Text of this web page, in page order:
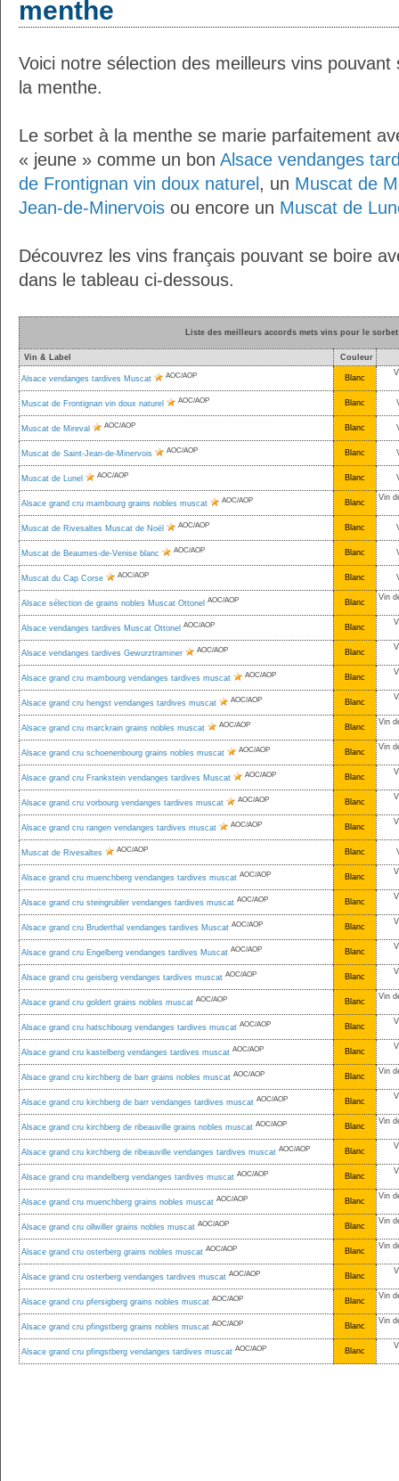
menthe
Voici notre sélection des meilleurs vins
la menthe.
Le sorbet à la menthe se marie parfaitement
« jeune » comme un bon Alsace vendanges
de Frontignan vin doux naturel , un Muscat de
Jean-de-Minervois ou encore un Muscat de
Découvrez les vins français pouvant se boire
dans le tableau ci-dessous.
Liste des meilleurs accords mets vins pour le sorbet
Vin & Label Couleur
Alsace vendanges tardives Muscat AOC/AOP Blanc
Muscat de Frontignan vin doux naturel AOC/AOP Blanc
Muscat de Mireval AOC/AOP Blanc
Muscat de Saint-Jean-de-Minervois AOC/AOP Blanc
Muscat de Lunel AOC/AOP Blanc
Alsace grand cru mambourg grains nobles muscat AOC/AOP Blanc
Vin
Muscat de Rivesaltes Muscat de Noël AOC/AOP Blanc
Muscat de Beaumes-de-Venise blanc AOC/AOP Blanc
Muscat du Cap Corse AOC/AOP Blanc
Alsace sélection de grains nobles Muscat Ottonel AOC/AOP Blanc
Vin
Alsace vendanges tardives Muscat Ottonel AOC/AOP Blanc
Alsace vendanges tardives Gewurztraminer AOC/AOP Blanc
Alsace grand cru mambourg vendanges tardives muscat AOC/AOP Blanc
Alsace grand cru hengst vendanges tardives muscat AOC/AOP Blanc
Alsace grand cru marckrain grains nobles muscat AOC/AOP Blanc
Vin
Alsace grand cru schoenenbourg grains nobles muscat AOC/AOP Blanc
Vin
Alsace grand cru Frankstein vendanges tardives Muscat AOC/AOP Blanc
Alsace grand cru vorbourg vendanges tardives muscat AOC/AOP Blanc
Alsace grand cru rangen vendanges tardives muscat AOC/AOP Blanc
Muscat de Rivesaltes AOC/AOP Blanc
Alsace grand cru muenchberg vendanges tardives muscat AOC/AOP Blanc
Alsace grand cru steingrubler vendanges tardives muscat AOC/AOP Blanc
Alsace grand cru Bruderthal vendanges tardives Muscat AOC/AOP Blanc
Alsace grand cru Engelberg vendanges tardives Muscat AOC/AOP Blanc
Alsace grand cru geisberg vendanges tardives muscat AOC/AOP Blanc
Alsace grand cru goldert grains nobles muscat AOC/AOP Blanc
Vin
Alsace grand cru hatschbourg vendanges tardives muscat AOC/AOP Blanc
Alsace grand cru kastelberg vendanges tardives muscat AOC/AOP Blanc
Alsace grand cru kirchberg de barr grains nobles muscat AOC/AOP Blanc
Vin
Alsace grand cru kirchberg de barr vendanges tardives muscat AOC/AOP Blanc
Alsace grand cru kirchberg de ribeauville grains nobles muscat AOC/AOP Blanc
Vin
Alsace grand cru kirchberg de ribeauville vendanges tardives muscat AOC/AOP Blanc
Alsace grand cru mandelberg vendanges tardives muscat AOC/AOP Blanc
Alsace grand cru muenchberg grains nobles muscat AOC/AOP Blanc
Vin
Alsace grand cru ollwiller grains nobles muscat AOC/AOP Blanc
Vin
Alsace grand cru osterberg grains nobles muscat AOC/AOP Blanc
Vin
Alsace grand cru osterberg vendanges tardives muscat AOC/AOP Blanc
Alsace grand cru pfersigberg grains nobles muscat AOC/AOP Blanc
Vin
Alsace grand cru pfingstberg grains nobles muscat AOC/AOP Blanc
Vin
Alsace grand cru pfingstberg vendanges tardives muscat AOC/AOP Blanc